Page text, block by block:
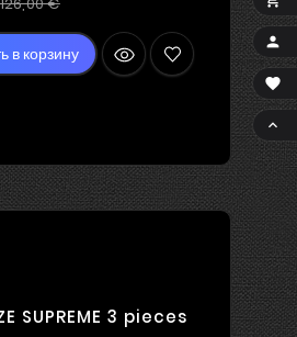
в корзину
SUPREME 3 pieces


